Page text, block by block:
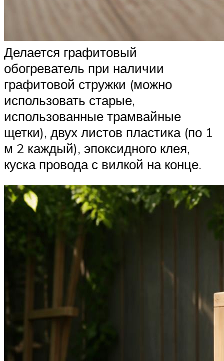
Делается графитовый
обогреватель при наличии
графитовой стружки (можно
использовать старые,
использованные трамвайные
щетки), двух листов пластика (по 1
м 2 каждый), эпоксидного клея,
куска провода с вилкой на конце.